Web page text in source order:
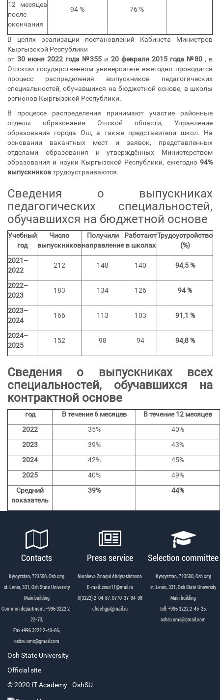
12 месяцев
после
окончания
94 % 76 %
В целях реализации постановлений Кабинета Министров
Кыргызской Республики
от30 июня 2022 года №355 и 20 февраля 2015 года №80 , в
Ошском государственном университете ежегодно проводится
процесс распределения выпускников педагогических
специальностей, обучавшихся на бюджетной основе, в школы
регионов Кыргызской Республики.
В процессе распределения принимают участие районные
отделы образования Ошской области, Управление
образования города Ош, а также представители школ. На
основании вакантных мест и заявок, представленных
отделами образования и утверждённых Министерством
образования и науки Кыргызской Республики, ежегодно 94%
выпускниковтрудоустраиваются.
Сведения о выпускниках
педагогических специальностей,
обучавшихся на бюджетной основе
Учебный
год
Число
выпускников
Получили
направление
Работают
в школах
Трудоустройство
(%)
2021–
2022
212 148 140 94,5 %
2022–
2023
183 134 126 94 %
2023–
2024
166 113 103 91,1 %
2024–
2025
152 98 94 94,8 %
Сведения о выпускниках всех
специальностей, обучавшихся на
контрактной основе
год В течение 6 месяцев
В течение 12 месяцев
2022
35%
40%
2023
39%
43%
2024
42%
45%
2025
40%
49%
Средний
показатель
39% 44%
Contacts
Kyrgyzstan, 723500, Osh city,
st. Lenin, 331, Osh State University
Main building
Common department: +996 3222 2-
22-73,
Fax +996 3222 2-40-66,
oshsu.oms@gmail.com
Press service
Nuralieva Zinagul Abdyrashitovna
Е-mail: zinur11@mail.ru
0(3222) 2-04-87, 0770-37-94-98
chechgpi@mail.ru
Selection committee
Kyrgyzstan, 723500, Osh city,
st. Lenin, 331, Osh State University
Main building
tell: +996 3222 2-45-25,
oshsu.oms@gmail.com
Osh State University
Official site
© 2020 IT Academy - OshSU